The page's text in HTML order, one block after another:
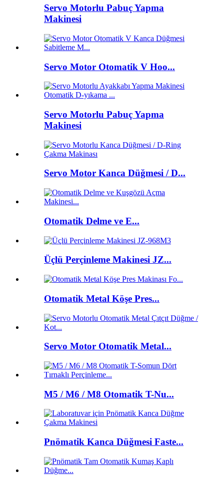
Servo Motorlu Pabuç Yapma
Makinesi
Servo Motor Otomatik V Hoo...
Servo Motorlu Pabuç Yapma
Makinesi
Servo Motor Kanca Düğmesi / D...
Otomatik Delme ve E...
Üçlü Perçinleme Makinesi JZ...
Otomatik Metal Köşe Pres...
Servo Motor Otomatik Metal...
M5 / M6 / M8 Otomatik T-Nu...
Pnömatik Kanca Düğmesi Faste...